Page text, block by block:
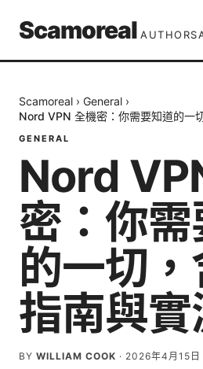
Scamoreal AUTHORS
Scamoreal › General ›
Nord VPN 全機密：你需要知道的一
GENERAL
Nord
密：你
的一切
指南與實
BY WILLIAM COOK · 2026年4月15日